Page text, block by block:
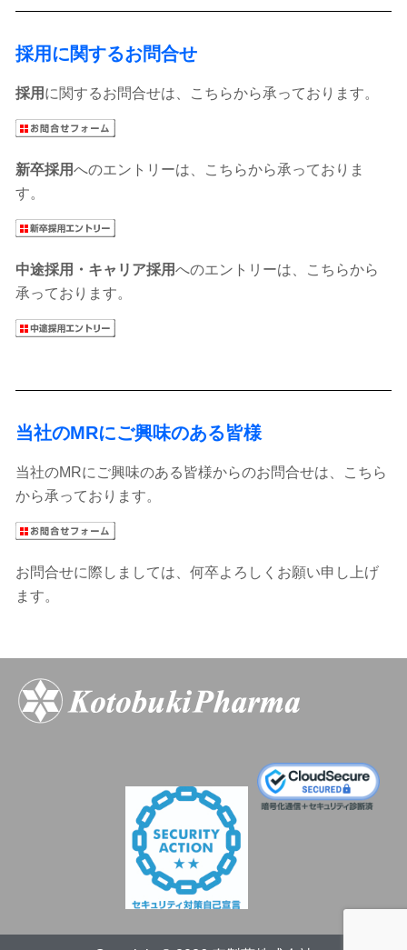
採用に関するお問合せ
採用 に関するお問合せは、こちらから承っております。
新卒採用へのエントリーは、こちらから承っておりま
す。
中途採用・キャリア採用へのエントリーは、こちらから
承っております。
当社のMRにご興味のある皆様
当社のMRにご興味のある皆様からのお問合せは、こちら
から承っております。
お問合せに際しましては、何卒よろしくお願い申し上げ
ます。